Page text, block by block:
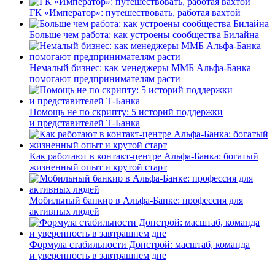
ГК «Император»: путешествовать, работая вахтой
Больше чем работа: как устроены сообщества Билайна
Немалый бизнес: как менеджеры ММБ Альфа-Банка
помогают предпринимателям расти
Помощь не по скрипту: 5 историй поддержки
и представителей Т-Банка
Как работают в контакт-центре Альфа-Банка: богатый
жизненный опыт и крутой старт
Мобильный банкир в Альфа-Банке: профессия для
активных людей
Формула стабильности Донстрой: масштаб, команда
и уверенность в завтрашнем дне